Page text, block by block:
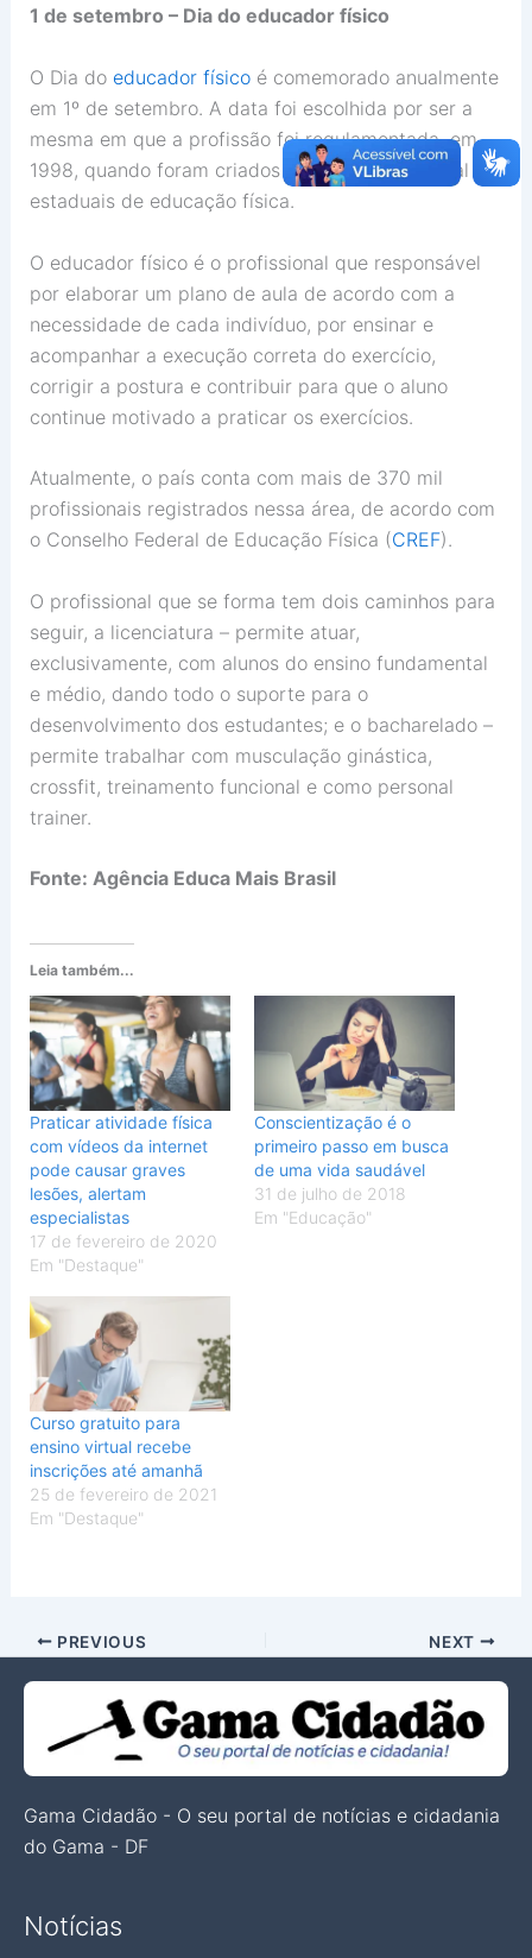
1 de setembro – Dia do educador físico
O Dia do educador físicoé comemorado anualmente
em 1º de setembro. A data foi escolhida por ser a
mesma em que a profissão foi regulamentada, em
1998, quando foram criados os conselhos federal e
estaduais de educação física.
O educador físico é o profissional que responsável
por elaborar um plano de aula de acordo com a
necessidade de cada indivíduo, por ensinar e
acompanhar a execução correta do exercício,
corrigir a postura e contribuir para que o aluno
continue motivado a praticar os exercícios.
Atualmente, o país conta com mais de 370 mil
profissionais registrados nessa área, de acordo com
o Conselho Federal de Educação Física (CREF).
O profissional que se forma tem dois caminhos para
seguir, a licenciatura – permite atuar,
exclusivamente, com alunos do ensino fundamental
e médio, dando todo o suporte para o
desenvolvimento dos estudantes; e o bacharelado –
permite trabalhar com musculação ginástica,
crossfit, treinamento funcional e como personal
trainer.
Fonte: Agência Educa Mais Brasil
Leia também...
Praticar atividade física
com vídeos da internet
pode causar graves
lesões, alertam
especialistas
17 de fevereiro de 2020
Em "Destaque"
Conscientização é o
primeiro passo em busca
de uma vida saudável
31 de julho de 2018
Em "Educação"
Curso gratuito para
ensino virtual recebe
inscrições até amanhã
25 de fevereiro de 2021
Em "Destaque"
PREVIOUS NEXT
Gama Cidadão - O seu portal de notícias e cidadania
do Gama - DF
Notícias